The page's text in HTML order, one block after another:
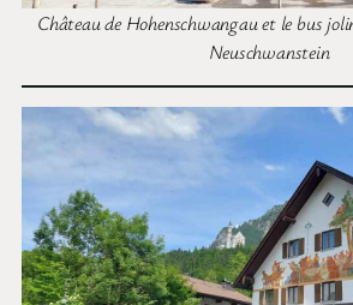
Château de Hohenschwangau et le bus
Neuschwanstein